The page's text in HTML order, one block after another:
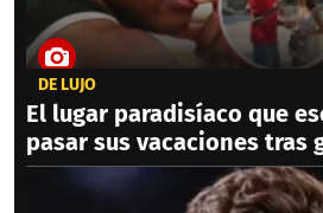
DE LUJO
El lugar paradisíaco que
pasar sus vacaciones tras